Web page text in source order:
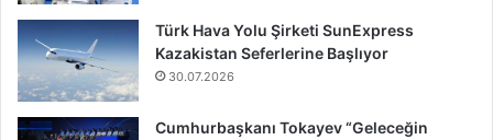
Türk Hava Yolu Şirketi SunExpress
Kazakistan Seferlerine Başlıyor
30.07.2026
Cumhurbaşkanı Tokayev “Geleceğin